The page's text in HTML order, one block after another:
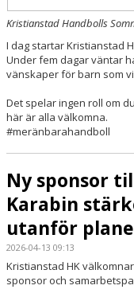
Kristianstad Handbolls
I dag startar Kristianstad
Under fem dagar väntar
vänskaper för barn som
Det spelar ingen roll om
här är alla välkomna.
#meränbarahandboll
Ny sponsor
Karabin
utanför
2026-04-13 09:13
Kristianstad HK
sponsor och